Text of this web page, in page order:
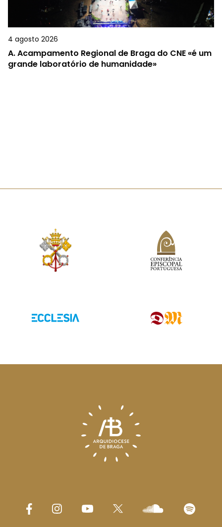
4 agosto 2026
A.Acampamento Regional de Braga do CNE «é um
grande laboratório de humanidade»